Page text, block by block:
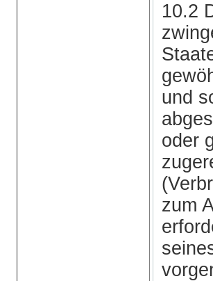
10.2
und
oder
zum